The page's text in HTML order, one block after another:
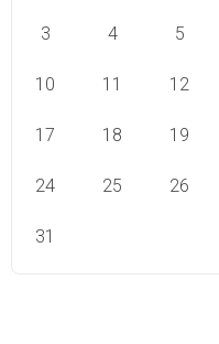
3 4 5
10 11 12
17 18 19
24 25 26
31